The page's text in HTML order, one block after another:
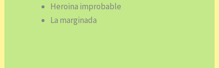
Heroina improbable
La marginada